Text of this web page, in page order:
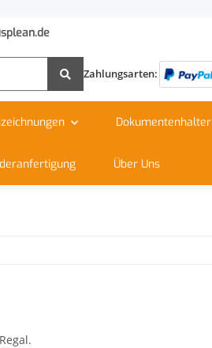
Zahlungsarten:
Dokumentenhalter
Über Uns